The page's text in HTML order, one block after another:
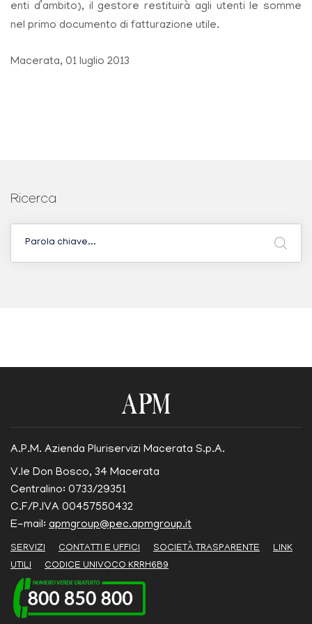
enti d’ambito), il gestore restituirà agli utenti le somme
nel primo documento di fatturazione utile.
Macerata, 01 luglio 2013
Ricerca
A.P.M. Azienda Pluriservizi Macerata S.p.A.
V.le Don Bosco, 34 Macerata
Centralino: 0733/29351
C.F/P.IVA 00457550432
E-mail: apmgroup@pec.apmgroup.it
SERVIZI CONTATTI E UFFICI SOCIETÀ TRASPARENTE
LINK
UTILI
CODICE UNIVOCO KRRH6B9